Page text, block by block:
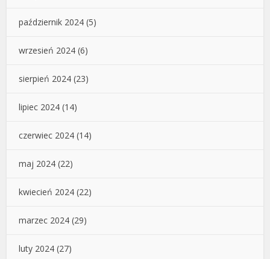
październik 2024 (5)
wrzesień 2024 (6)
sierpień 2024 (23)
lipiec 2024 (14)
czerwiec 2024 (14)
maj 2024 (22)
kwiecień 2024 (22)
marzec 2024 (29)
luty 2024 (27)